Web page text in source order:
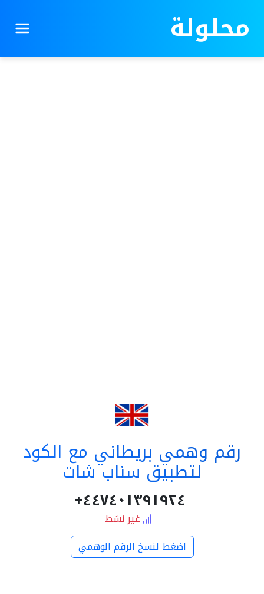
محلولة
رقم وهمي بريطاني مع الكود
لتطبيق سناب شات
٤٤٧٤٠١٣٩١٩٢٤+
غير نشط
اضغط لنسخ الرقم الوهمي